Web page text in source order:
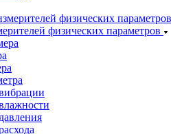
физических параметров